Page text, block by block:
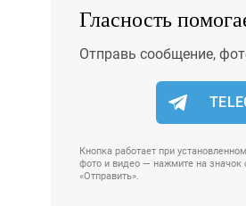
Гласность
Отправь сообщение,
Кнопка работает при
фото и видео — нажмите на значок
«Отправить».